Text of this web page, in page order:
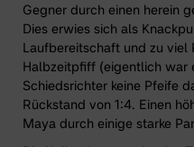
Gegner durch einen herein
Dies erwies sich als
Laufbereitschaft und zu viel
Halbzeitpfiff (eigentlich war
Schiedsrichter keine Pfeife
Rückstand von 1:4. Einen
Maya durch einige starke